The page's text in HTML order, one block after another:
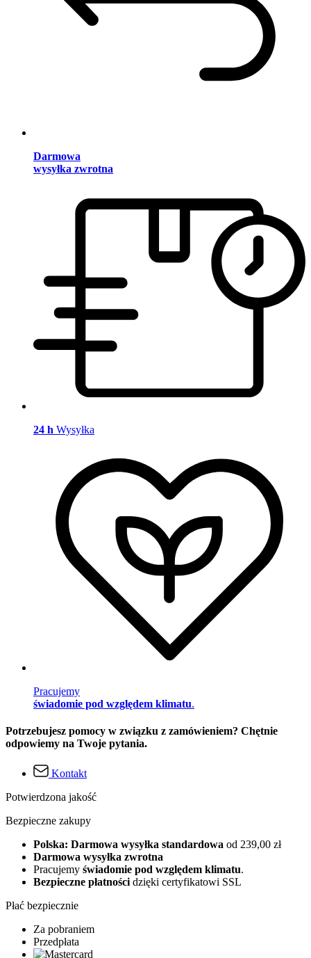
Darmowa
wysyłka zwrotna
24 h Wysyłka
Pracujemy
świadomie pod względem klimatu.
Potrzebujesz pomocy w związku z zamówieniem? Chętnie
odpowiemy na Twoje pytania.
Kontakt
Potwierdzona jakość
Bezpieczne zakupy
Polska: Darmowa wysyłka standardowa od 239,00 zł
Darmowa wysyłka zwrotna
Pracujemy świadomie pod względem klimatu.
Bezpieczne płatności dzięki certyfikatowi SSL
Płać bezpiecznie
Za pobraniem
Przedpłata